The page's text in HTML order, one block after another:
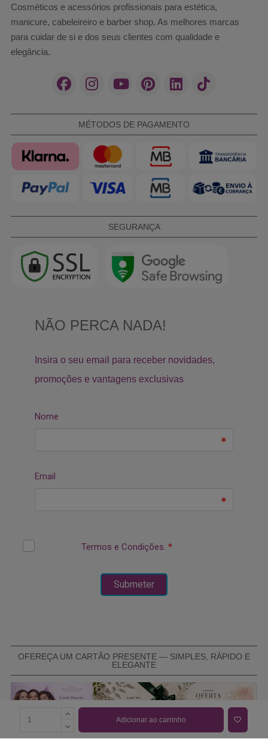
Adicionar ao carrinho
Cosméticos e acessórios profissionais para estética,
manicure, cabeleireiro e barber shop. As melhores marcas
para cuidar de si e dos seus clientes com qualidade e
elegância.
MÉTODOS DE PAGAMENTO
SEGURANÇA
OFEREÇA UM CARTÃO PRESENTE — SIMPLES, RÁPIDO E
ELEGANTE